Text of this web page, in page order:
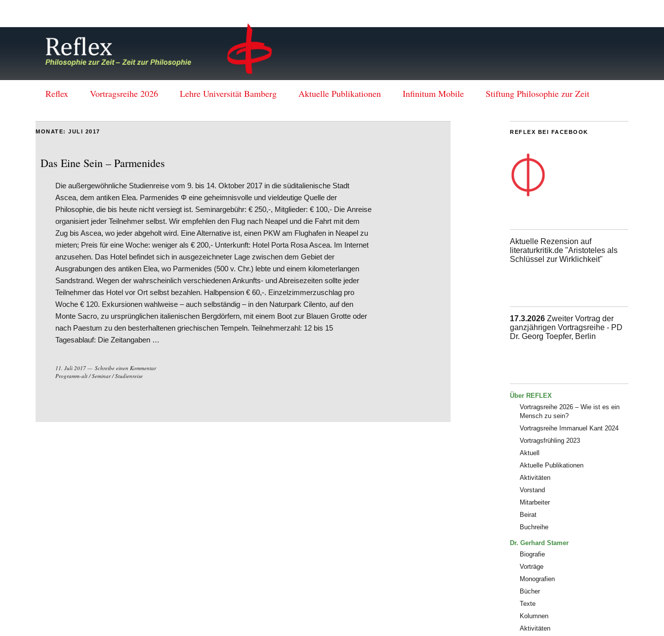
Reflex Vortragsreihe 2026 Lehre Universität Bamberg Aktuelle Publikationen Infinitum Mobile Stiftung Philosophie zur Zeit
MONATE: JULI 2017
Das Eine Sein – Parmenides
Die außergewöhnliche Studienreise vom 9. bis 14. Oktober 2017 in die süditalienische Stadt
Ascea, dem antiken Elea. Parmenides Φ eine geheimnisvolle und vieldeutige Quelle der
Philosophie, die bis heute nicht versiegt ist. Seminargebühr: € 250,-, Mitglieder: € 100,- Die Anreise
organisiert jeder Teilnehmer selbst. Wir empfehlen den Flug nach Neapel und die Fahrt mit dem
Zug bis Ascea, wo jeder abgeholt wird. Eine Alternative ist, einen PKW am Flughafen in Neapel zu
mieten; Preis für eine Woche: weniger als € 200,- Unterkunft: Hotel Porta Rosa Ascea. Im Internet
anzusehen. Das Hotel befindet sich in ausgezeichneter Lage zwischen dem Gebiet der
Ausgrabungen des antiken Elea, wo Parmenides (500 v. Chr.) lebte und einem kilometerlangen
Sandstrand. Wegen der wahrscheinlich verschiedenen Ankunfts- und Abreisezeiten sollte jeder
Teilnehmer das Hotel vor Ort selbst bezahlen. Halbpension € 60,-. Einzelzimmerzuschlag pro
Woche € 120. Exkursionen wahlweise – auch selbständig – in den Naturpark Cilento, auf den
Monte Sacro, zu ursprünglichen italienischen Bergdörfern, mit einem Boot zur Blauen Grotte oder
nach Paestum zu den besterhaltenen griechischen Tempeln. Teilnehmerzahl: 12 bis 15
Tagesablauf: Die Zeitangaben …
11. Juli 2017
Schreibe einen Kommentar
Programm-alt /Seminar/Studienreise
REFLEX BEI FACEBOOK
Aktuelle Rezension auf
literaturkritik.de "Aristoteles als
Schlüssel zur Wirklichkeit"
17.3.2026 Zweiter Vortrag der
ganzjährigen Vortragsreihe - PD
Dr. Georg Toepfer, Berlin
Über REFLEX
Vortragsreihe 2026 – Wie ist es ein
Mensch zu sein?
Vortragsreihe Immanuel Kant 2024
Vortragsfrühling 2023
Aktuell
Aktuelle Publikationen
Aktivitäten
Vorstand
Mitarbeiter
Beirat
Buchreihe
Dr. Gerhard Stamer
Biografie
Vorträge
Monografien
Bücher
Texte
Kolumnen
Aktivitäten